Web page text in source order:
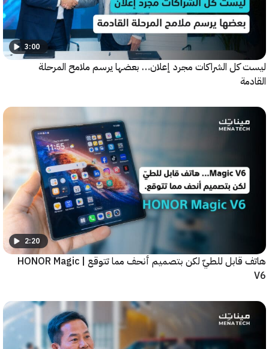
3:00
الشراكات مجرد إعلان… بعضها يرسم ملامح المرحلة
2:20
هاتف قابل للطيّ لكن بتصميم أنحف مما تتوقع | HONOR Magic